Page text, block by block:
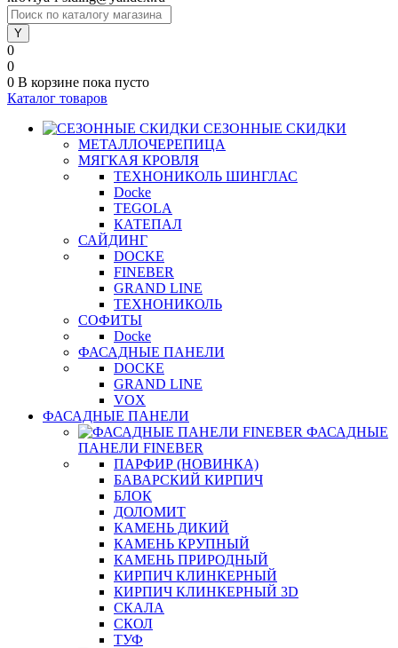
0
0
0 В корзине пока пусто
Каталог товаров
СЕЗОННЫЕ СКИДКИ
МЕТАЛЛОЧЕРЕПИЦА
МЯГКАЯ КРОВЛЯ
ТЕХНОНИКОЛЬ ШИНГЛАС
Docke
TEGOLA
КАТЕПАЛ
САЙДИНГ
DOCKE
FINEBER
GRAND LINE
ТЕХНОНИКОЛЬ
СОФИТЫ
Docke
ФАСАДНЫЕ ПАНЕЛИ
DOCKE
GRAND LINE
VOX
ФАСАДНЫЕ ПАНЕЛИ
ФАСАДНЫЕ
ПАНЕЛИ FINEBER
ПАРФИР (НОВИНКА)
БАВАРСКИЙ КИРПИЧ
БЛОК
ДОЛОМИТ
КАМЕНЬ ДИКИЙ
КАМЕНЬ КРУПНЫЙ
КАМЕНЬ ПРИРОДНЫЙ
КИРПИЧ КЛИНКЕРНЫЙ
КИРПИЧ КЛИНКЕРНЫЙ 3D
СКАЛА
СКОЛ
ТУФ